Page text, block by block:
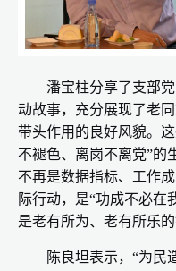
潘宝柱分享了支部
动故事，充分展现了老
带头作用的良好风貌。
不褪色、离岗不离党”的
不再是数据指标、工作
际行动，是“功成不必在
是老有所为、老有所乐的
陈良坦表示，“为民